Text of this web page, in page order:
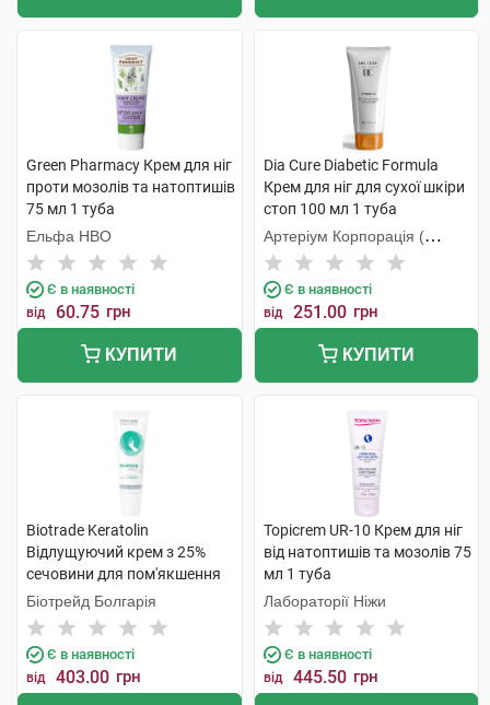
Green Pharmacy Крем для ніг
проти мозолів та натоптишів
75 мл 1 туба
Ельфа НВО
Є в наявності
від 60.75 грн
КУПИТИ
Dia Cure Diabetic Formula
Крем для ніг для сухої шкіри
стоп 100 мл 1 туба
Артеріум Корпорація (
КМП+Галичфарм)
Є в наявності
від 251.00 грн
КУПИТИ
Biotrade Keratolin
Відлущуючий крем з 25%
сечовини для пом'якшення
стоп та п'ят 50 мл 1 туба
Біотрейд Болгарія
Є в наявності
від 403.00 грн
Topicrem UR-10 Крем для ніг
від натоптишів та мозолів 75
мл 1 туба
Лабораторії Ніжи
Є в наявності
від 445.50 грн